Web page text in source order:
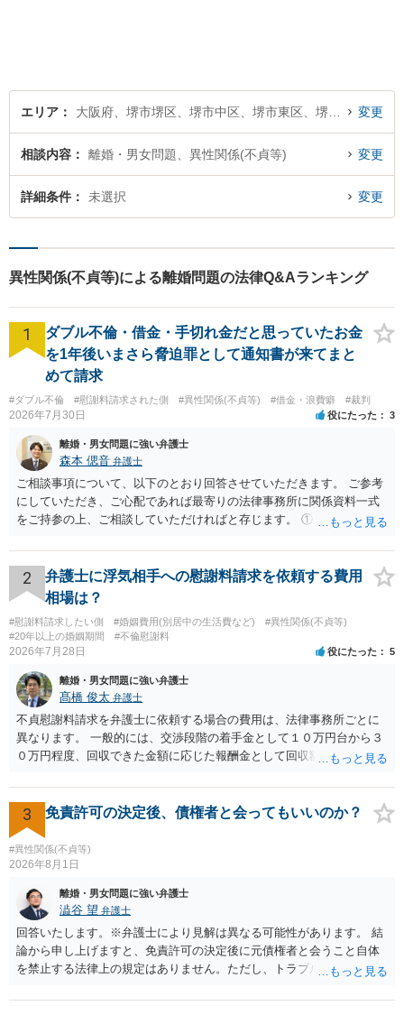
エリア 変更
相談内容 離婚・男女問題、異性関係(不貞等) 変更
詳細条件 未選択 変更
異性関係(不貞等)による離婚問題の法律Q&Aランキング
1
ダブル不倫・借金・手切れ金だと思っていたお金
を1年後いまさら脅迫罪として通知書が来てまと
めて請求
#ダブル不倫 #慰謝料請求された側 #異性関係(不貞等) #借金・浪費癖 #裁判
2026年7月30日 役にたった 3
離婚・男女問題に強い弁護士
森本 偲音 弁護士
ご相談事項について、以下のとおり回答させていただきます。 ご参考
にしていただき、ご心配であれば最寄りの法律事務所に関係資料一式
をご持参の上、ご相談していただければと存じます。 ① このLINEの
される可能性はあるのか ⇒LINEを含む１００万円の貸付に至るまでの
やり取り等の経緯、誓約書の内容等を踏まえて、関係を清算するため
の 金銭であったと評価される可能性はあると考えます。 ② 「今後一
切関与しないなら100万円振り込む」というLINEや誓約書は、裁判上
どの程度証拠価値があるのか ⇒前後のやり取りや誓約書の具体的内容
を見ない限り、具体的な判断はできませんが、一定の証拠価値はある
することは認められるのか。 ⇒おそらく１００万円は不当利得（受け
取る正当な権利がないのに利益を取得した）として返還請求されてい
るものかと推察しますので、 貸金返還ではないかと存じます。 ④ 私
は現在、収入も不安定で貯金もなくリボ払い借金が既に約100万あり。
今年に再婚したが主人はお金に厳しい為、一括で220万円を支払う事は
か。 ⇒判決となり敗訴してしまった場合は、強制執行により不動産等
の財産を差し押さえられ、そこから債権回収が図られることになりま
すが、 和解であれば柔軟な解決が可能ですので、その場合は分割払
いにより支払うことも十分可能です。 ⑤ このような事情であれば、私
は120万円のみ和解交渉を続けるべきでしょうか。 ⇒ご相談者様の認
れるため、 120万円のみについて交渉を続けることがベターかと存じ
ます。
2
弁護士に浮気相手への慰謝料請求を依頼する費用
相場は？
#慰謝料請求したい側 #婚姻費用(別居中の生活費など)
#異性関係(不貞等)
#20年以上の婚姻期間
#不倫慰謝料
2026年7月28日 役にたった 5
離婚・男女問題に強い弁護士
髙橋 俊太 弁護士
不貞慰謝料請求を弁護士に依頼する場合の費用は、法律事務所ごとに
異なります。 一般的には、交渉段階の着手金として１０万円台から３
０万円程度、回収できた金額に応じた報酬金として回収額の１０％か
には、追加着手金や日当、実費が発生することもあります。 もっと
も、証拠が十分にあるか、相手方の住所・勤務先が分かるか、慰謝料
額、離婚の有無、交渉で終わるか訴訟まで見込むかによって、費用は
変わり得ます。依頼前に、交渉だけの場合、訴訟になった場合、回収
できなかった場合の費用を確認しておくとよいでしょう。 弁護士選び
通しを過度に楽観的に言い過ぎないか、質問に具体的に答えてくれる
か、連絡方法（メール、電話、弁護士直接か事務局員を介するかな
ど）や対応スピードが合うかを確認するとよいと思います。いずれに
しましても、弁護士への相談・依頼にあたっては、証拠資料、夫と相
手方の関係、相手方の氏名・住所等、夫婦関係への影響、離婚予定の
3 免責許可の決定後、債権者と会ってもいいのか？
#異性関係(不貞等)
2026年8月1日
離婚・男女問題に強い弁護士
澁谷 望 弁護士
回答いたします。※弁護士により見解は異なる可能性があります。 結
論から申し上げますと、免責許可の決定後に元債権者と会うこと自体
を禁止する法律上の規定はありません。ただし、トラブル防止の観点
ントは以下の通りです。 ・金銭のやり取りや返済の約束は絶対にしな